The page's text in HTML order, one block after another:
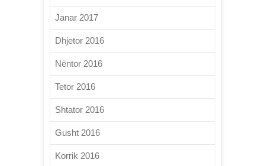
Janar 2017
Dhjetor 2016
Nëntor 2016
Tetor 2016
Shtator 2016
Gusht 2016
Korrik 2016